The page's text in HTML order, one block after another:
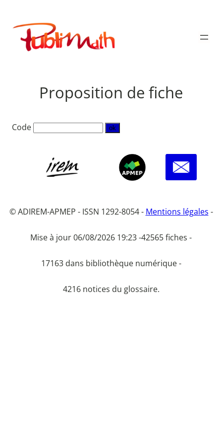
contenu
Publimath
Proposition de fiche
Code
© ADIREM-APMEP - ISSN 1292-8054 - Mentions légales -
Mise à jour 06/08/2026 19:23 -42565 fiches -
17163 dans bibliothèque numérique -
4216 notices du glossaire.